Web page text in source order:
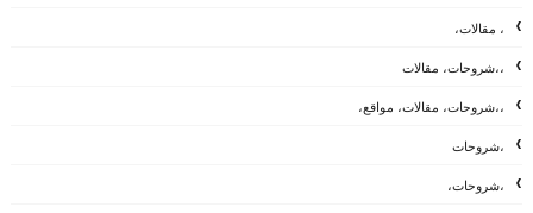
، مقالات،
،،شروحات، مقالات
،،شروحات، مقالات، مواقع،
،شروحات
،شروحات،